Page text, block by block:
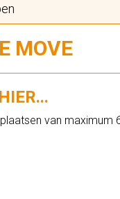
MOVE
van maximum